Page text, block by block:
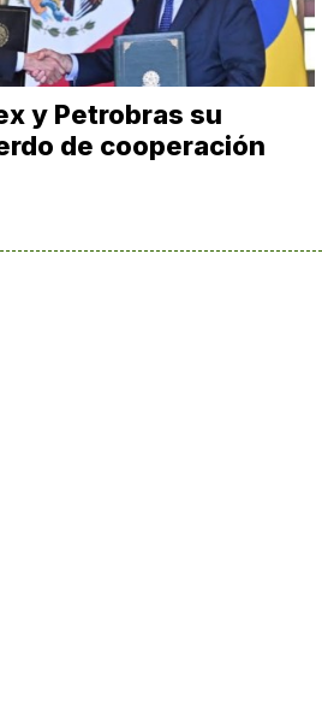
y Petrobras su
de cooperación